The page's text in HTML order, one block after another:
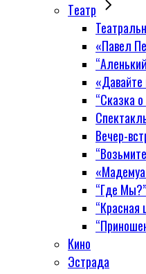
Tеатр
«Павел
«Давайте
“Сказка
Вечер-
“Где
“Красная
Кино
Эстрада